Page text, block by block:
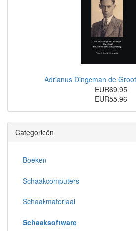
Adrianus Dingeman de
EUR69.95
EUR55.96
Categorieën
Boeken
Schaakcomputers
Schaakmateriaal
Schaaksoftware